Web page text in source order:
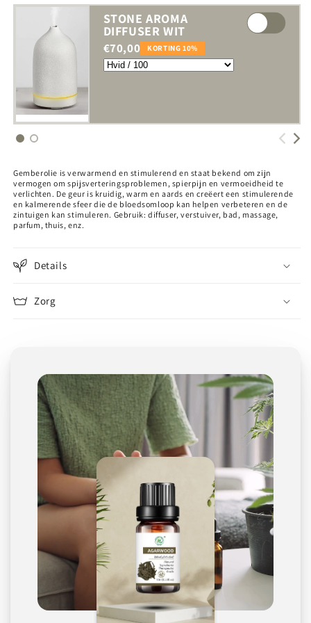
STONE AROMA
DIFFUSER WIT
€70,00 KORTING 10%
Gemberolie is verwarmend en stimulerend en staat bekend om zijn
vermogen om spijsverteringsproblemen, spierpijn en vermoeidheid te
verlichten. De geur is kruidig, warm en aards en creëert een stimulerende
en kalmerende sfeer die de bloedsomloop kan helpen verbeteren en de
zintuigen kan stimuleren. Gebruik: diffuser, verstuiver, bad, massage,
parfum, thuis, enz.
Details
Zorg